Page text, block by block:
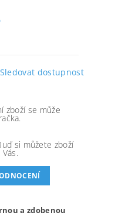
Sledovat dostupnost
zboží se může
si můžete zboží
a zdobenou